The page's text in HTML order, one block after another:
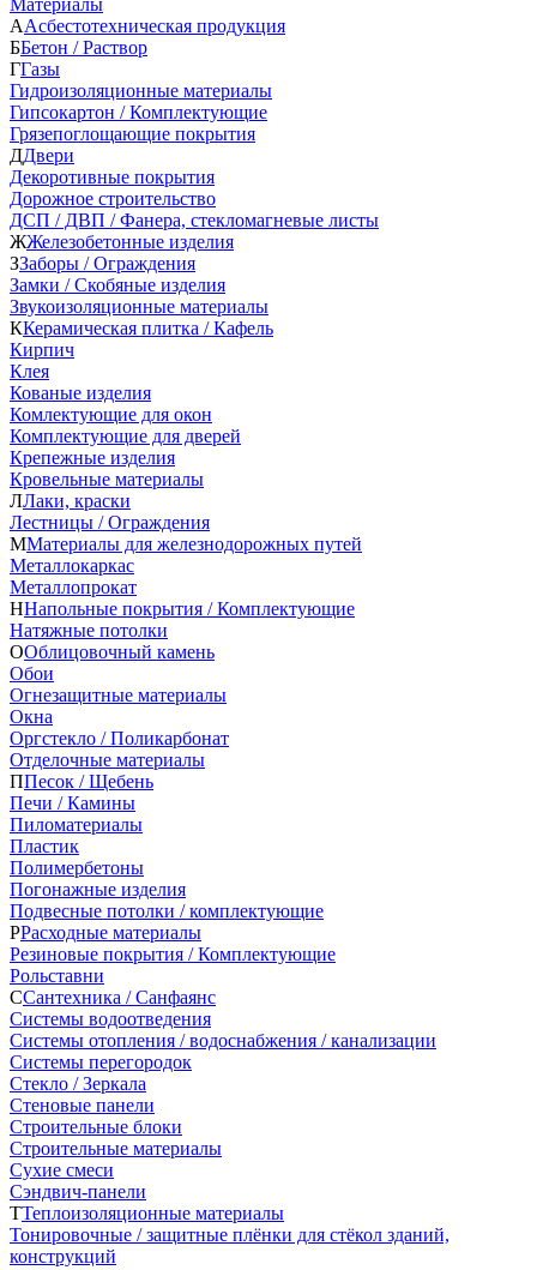
Материалы
ААсбестотехническая продукция
ББетон / Раствор
ГГазы
Гидроизоляционные материалы
Гипсокартон / Комплектующие
Грязепоглощающие покрытия
ДДвери
Декоротивные покрытия
Дорожное строительство
ДСП / ДВП / Фанера, стекломагневые листы
ЖЖелезобетонные изделия
ЗЗаборы / Ограждения
Замки / Скобяные изделия
Звукоизоляционные материалы
ККерамическая плитка / Кафель
Кирпич
Клея
Кованые изделия
Комлектующие для окон
Комплектующие для дверей
Крепежные изделия
Кровельные материалы
ЛЛаки, краски
Лестницы / Ограждения
ММатериалы для железнодорожных путей
Металлокаркас
Металлопрокат
ННапольные покрытия / Комплектующие
Натяжные потолки
ООблицовочный камень
Обои
Огнезащитные материалы
Окна
Оргстекло / Поликарбонат
Отделочные материалы
ППесок / Щебень
Печи / Камины
Пиломатериалы
Пластик
Полимербетоны
Погонажные изделия
Подвесные потолки / комплектующие
РРасходные материалы
Резиновые покрытия / Комплектующие
Рольставни
ССантехника / Санфаянс
Системы водоотведения
Системы отопления / водоснабжения / канализации
Системы перегородок
Стекло / Зеркала
Стеновые панели
Строительные блоки
Строительные материалы
Сухие смеси
Сэндвич-панели
ТТеплоизоляционные материалы
Тонировочные / защитные плёнки для стёкол зданий,
конструкций